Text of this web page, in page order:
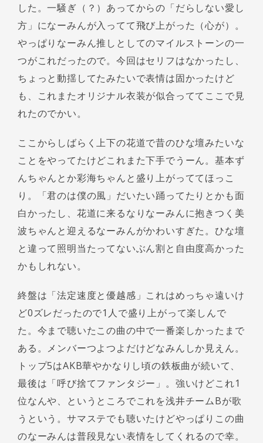
した。一騒ぎ（？）あってからの「だらしない愛し
方」になーみんが入ってて飛び上がった（心が）。
やっぱりなーみん推しとしてのマイルストーンの一
つがこれだったので。今回はセリフはなかったし、
ちょっと動揺してたみたいで表情は固かったけど
も、これまたオリジナル衣装が似合っててここで見
れたのでかい。
ここからしばらく上下の花道で昔のひな壇みたいな
ことをやってたけどこれまた下手でうーん。基本ず
んちゃんとか彩海ちゃんと盛り上がっててほっこ
り。「君のは僕の風」だいたい踊ってたりとかも面
白かったし、花道に来るなりなーみんに抱きつく美
波ちゃんと迎えるなーみんがかわいすぎた。ひな壇
と違って照明当たってないぶん割と自由度高かった
かもしれない。
終盤は「法定速度と優越感」これはめっちゃ遠いけ
ど0ズレだったので1人で盛り上がって楽しんで
た。今まで聴いたこの曲の中で一番楽しかったまで
ある。メンバーつよつよだけどなみんしか見えん。
トップ5はAKB華やかなりし頃の鉄板曲が続いて、
最後は「呼び捨てファンタジー」。強いけどこれ1
位なんや、というところでこれを浅井チームBが歌
うという。サマステでも聴いたけどやっぱりこの曲
のなーみんは普段見ない表情をしてくれるので幸。